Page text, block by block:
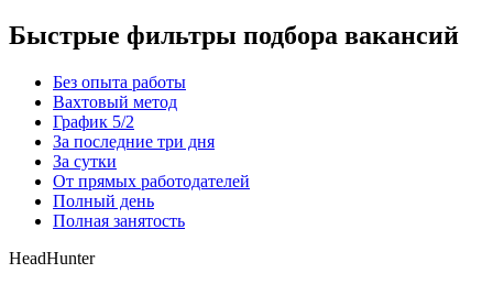
Быстрые фильтры подбора вакансий
Без опыта работы
Вахтовый метод
График 5/2
За последние три дня
За сутки
От прямых работодателей
Полный день
Полная занятость
HeadHunter